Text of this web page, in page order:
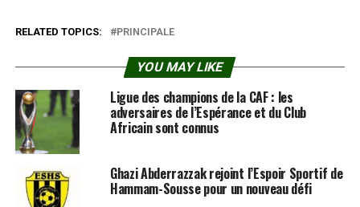
RELATED TOPICS: PRINCIPALE
YOU MAY LIKE
Ligue des champions de la CAF : les
adversaires de l’Espérance et du Club
Africain sont connus
Ghazi Abderrazzak rejoint l’Espoir Sportif de
Hammam-Sousse pour un nouveau défi